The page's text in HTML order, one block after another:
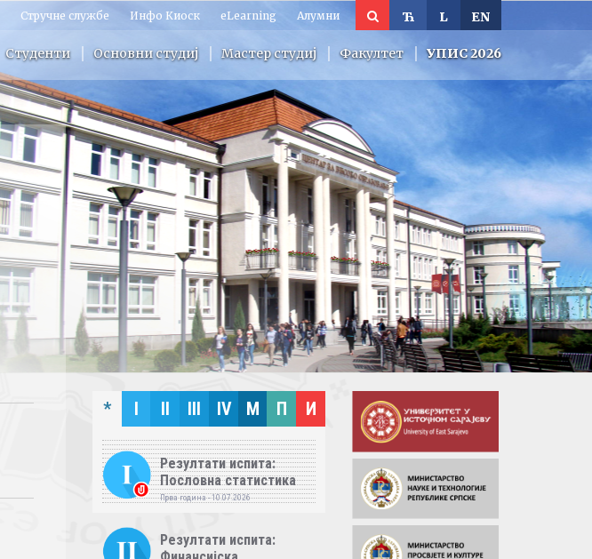
EN
L
Ћ
Стручне службе Инфо Киоск eLearning Алумни
Студенти Основни студиј Мастер студиј Факултет УПИС 2026
* I II III IV M П И
Резултати испита:
Пословна статистика
Прва година - 10.07.2026
Резултати испита: